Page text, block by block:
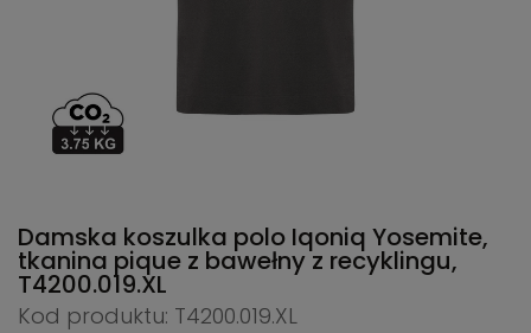
Damska koszulka polo Iqoniq Yosemite,
tkanina pique z bawełny z recyklingu,
T4200.019.XL
Kod produktu: T4200.019.XL